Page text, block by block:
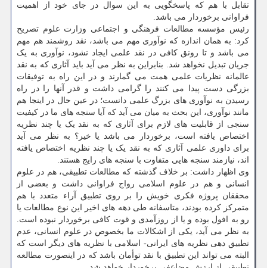
تقابل با هم که پاسخگویی به این سوال در جای خود از اهمیت
فراوانی برخوردار می باشد.
رئیس مؤسسه مطالعات فرهنگی و اجتماعی وزارت علوم تصریح
کرد: به همان اندازه که نوآوری مهم می باشد، نقد روشمند هم مهم
می باشد و تا رونق کافی در نقد علمی ایجاد نشود، نوآوری به یک
جریان تبدیل نخواهد شد. بنابراین به نظر می آید باید آثاری که به نقد
عالمانه نظریات علمی همت می گمارند و در این راه به توفیقات
بزرگی دست پیدا می کنند را گرامی داشت و قدر آنها را در راه
رسیدن به نوآوری های بزرگ علمی دانست؛ در عین حال در اینجا هم
مانند نوآوری، این بحث به میان می آید که آیا سنجه های ما در کیفیت
سنجی از قابلیت های لازم برای آثاری که به نقد یک یا چند نظریه
اختصاص یافته است، برخوردار می باشد یا خیر؟ به نظر می آید
برای داوری علمی آثاری که به نقد یک یا چند نظریه اختصاص یافته
اند، نیازمند سنجه هایی متفاوت با سنجه های رایج هستند.
وی اظهار داشت: بر خلاف گذشته که مطالعات تطبیقی، هم در علوم
انسانی و هم در علوم اسلامی رواج فراوانی داشت و بعضی از
محققان پروژه فکری خویش را بر روی تطبیق آراء متعدد با هم
متمرکز کرده بودند، متاسفانه طی دهه های اخیر این نوع مطالعات یا
رو به افول بوده و یا از روزآمدی و قوت کافی برخوردار نبوده است.
به نظر می آید، یکی از اشکالات ما بخصوص در علوم انسانی، عدم
تطبیق دهی نظریه های ایرانی- اسلامی با نظریه های دیگر است که
البته می تواند این تطبیق با نقد توأمان باشد که در اینصورت مطالعه